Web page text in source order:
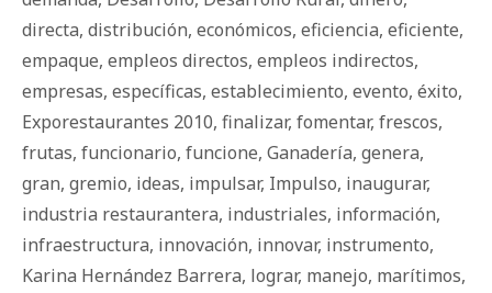
directa, distribución, económicos, eficiencia, eficiente,
empaque, empleos directos, empleos indirectos,
empresas, específicas, establecimiento, evento, éxito,
Exporestaurantes 2010, finalizar, fomentar, frescos,
frutas, funcionario, funcione, Ganadería, genera,
gran, gremio, ideas, impulsar, Impulso, inaugurar,
industria restaurantera, industriales, información,
infraestructura, innovación, innovar, instrumento,
Karina Hernández Barrera, lograr, manejo, marítimos,